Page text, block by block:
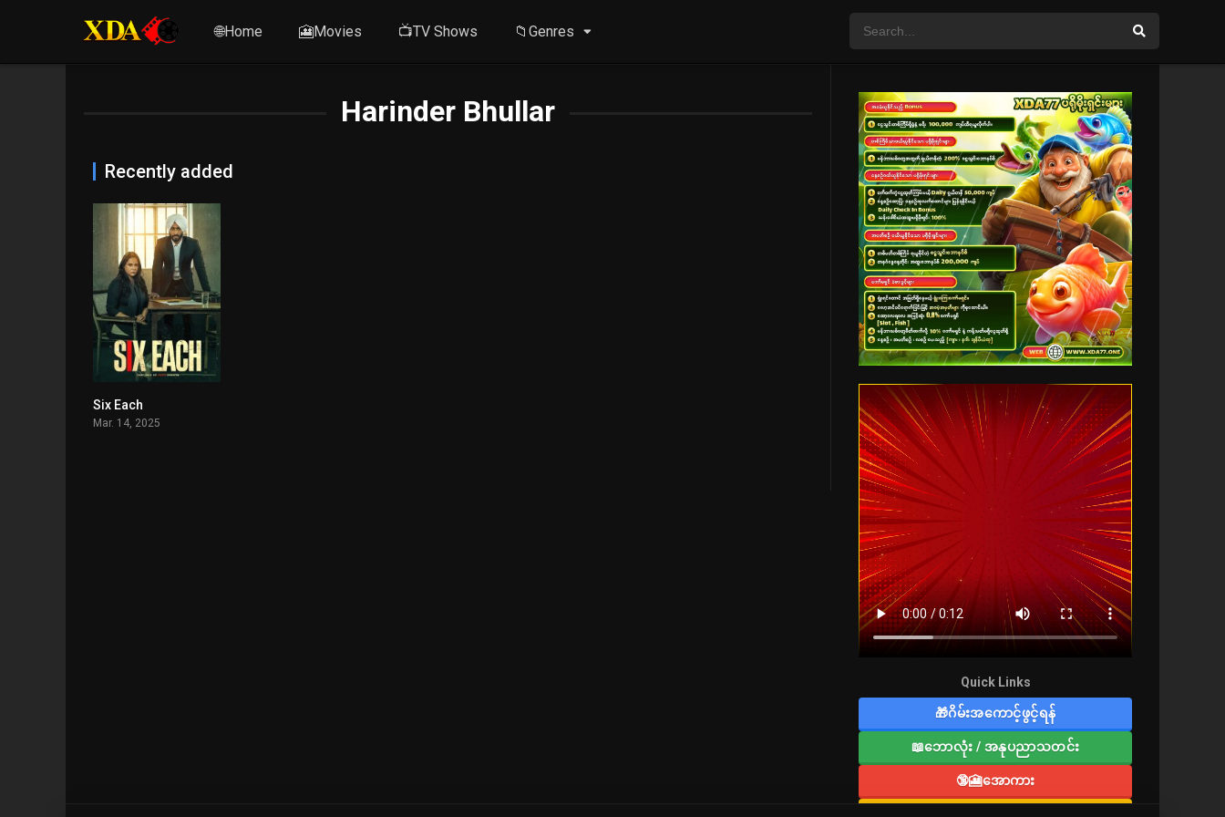
🌐Home 🎦Movies 📺TV Shows 📁Genres
Harinder Bhullar
Recently added
Six Each
Mar. 14, 2025
Quick Links
🎁ဂိမ်းအကောင့်ဖွင့်ရန်
📖ဘောလုံး / အနုပညာသတင်း
🔞🎦အောကား